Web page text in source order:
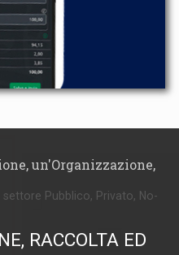
un'Organizzazione,
Pubblico, Privato, No-
RACCOLTA ED